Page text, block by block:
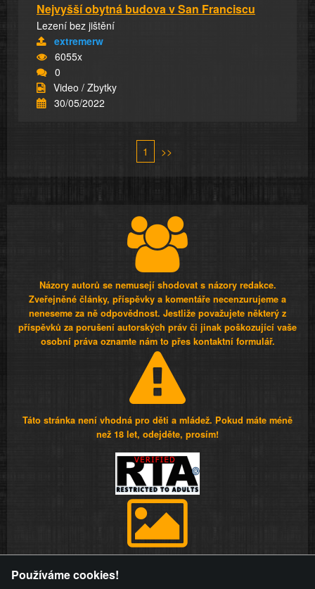
Nejvyšší obytná budova v San Franciscu
Lezení bez jištění
extremerw
6055x
0
Video / Zbytky
30/05/2022
1 >>
Názory autorů se nemusejí shodovat s názory redakce.
Zveřejněné články, příspěvky a komentáře necenzurujeme a
neneseme za ně odpovědnost. Jestliže považujete některý z
příspěvků za porušení autorských práv či jinak poškozující vaše
osobní práva oznamte nám to přes kontaktní formulář.
Táto stránka není vhodná pro děti a mládež. Pokud máte méně
než 18 let, odejděte, prosím!
videa a komentáře. Osoba, které se toto opatření provozovatele
Používáme cookies!